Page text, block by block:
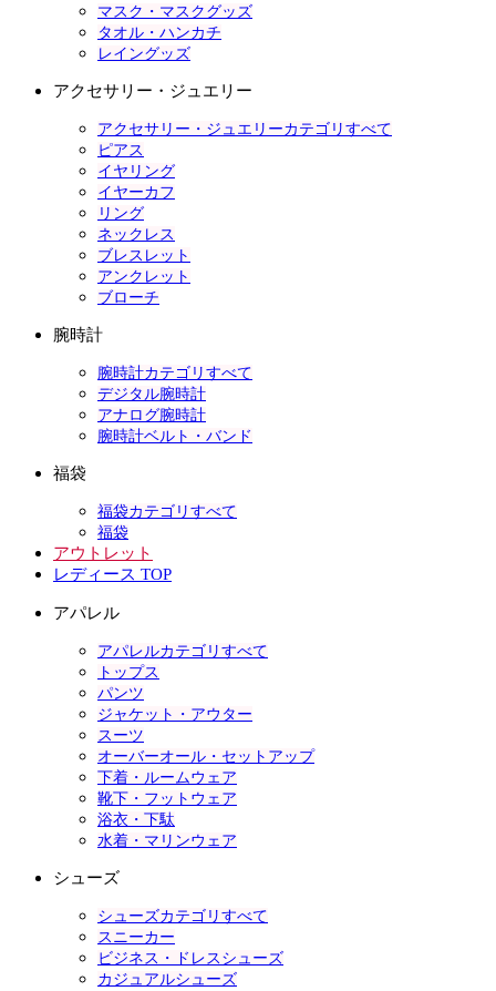
マスク・マスクグッズ
タオル・ハンカチ
レイングッズ
アクセサリー・ジュエリー
アクセサリー・ジュエリーカテゴリすべて
ピアス
イヤリング
イヤーカフ
リング
ネックレス
ブレスレット
アンクレット
ブローチ
腕時計
腕時計カテゴリすべて
デジタル腕時計
アナログ腕時計
腕時計ベルト・バンド
福袋
福袋カテゴリすべて
福袋
アウトレット
レディース TOP
アパレル
アパレルカテゴリすべて
トップス
パンツ
ジャケット・アウター
スーツ
オーバーオール・セットアップ
下着・ルームウェア
靴下・フットウェア
浴衣・下駄
水着・マリンウェア
シューズ
シューズカテゴリすべて
スニーカー
ビジネス・ドレスシューズ
カジュアルシューズ